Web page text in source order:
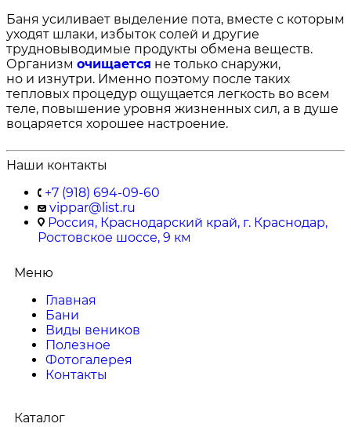
Баня усиливает выделение пота, вместе с которым
уходят шлаки, избыток солей и другие
трудновыводимые продукты обмена веществ.
Организм очищается не только снаружи,
но и изнутри. Именно поэтому после таких
тепловых процедур ощущается легкость во всем
теле, повышение уровня жизненных сил, а в душе
воцаряется хорошее настроение.
Наши контакты
+7 (918) 694-09-60
vippar@list.ru
Россия, Краснодарский край, г. Краснодар,
Ростовское шоссе, 9 км
Меню
Главная
Бани
Виды веников
Полезное
Фотогалерея
Контакты
Каталог